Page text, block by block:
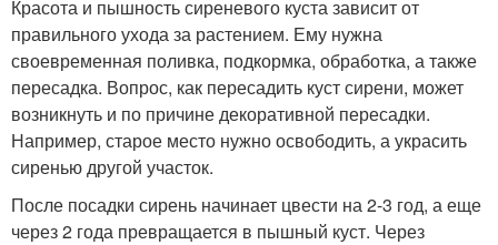
Красота и пышность сиреневого куста зависит от
правильного ухода за растением. Ему нужна
своевременная поливка, подкормка, обработка, а также
пересадка. Вопрос, как пересадить куст сирени, может
возникнуть и по причине декоративной пересадки.
Например, старое место нужно освободить, а украсить
сиренью другой участок.
После посадки сирень начинает цвести на 2-3 год, а еще
через 2 года превращается в пышный куст. Через